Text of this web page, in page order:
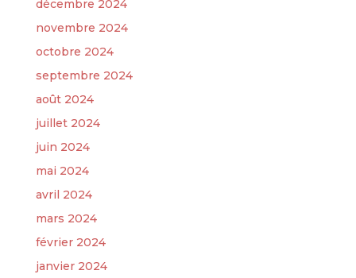
décembre 2024
novembre 2024
octobre 2024
septembre 2024
août 2024
juillet 2024
juin 2024
mai 2024
avril 2024
mars 2024
février 2024
janvier 2024